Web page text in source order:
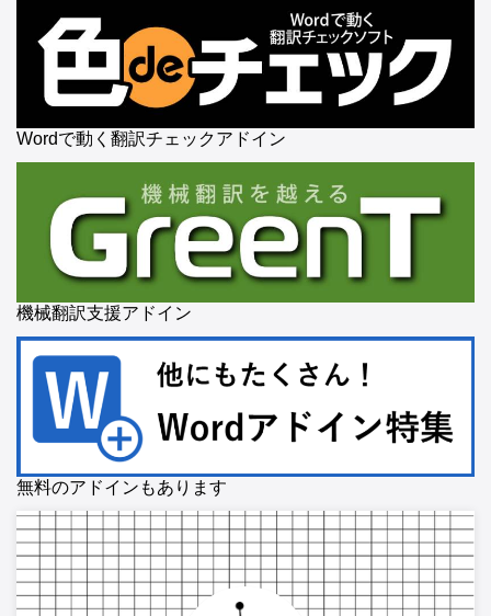
Wordで動く翻訳チェックアドイン
機械翻訳支援アドイン
無料のアドインもあります